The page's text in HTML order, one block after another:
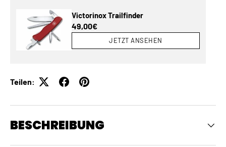
Victorinox Trailfinder
Normaler Preis
49,00€
JETZT ANSEHEN
Teilen:
BESCHREIBUNG